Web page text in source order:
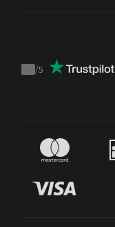
Trustpilot
/5